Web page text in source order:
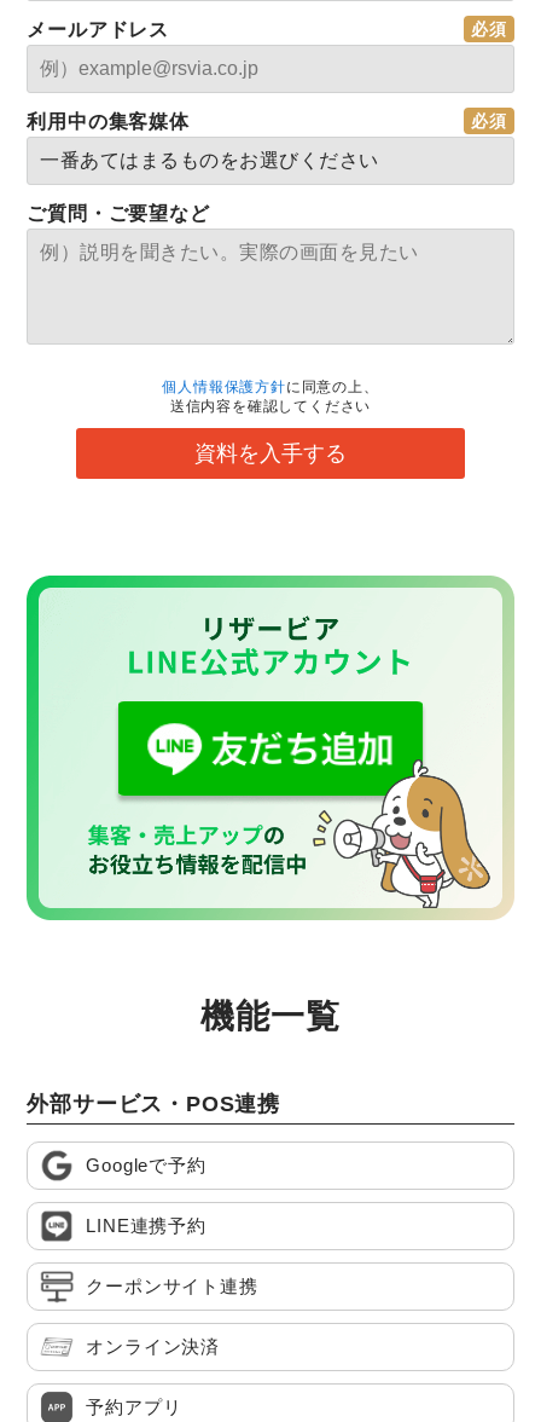
メールアドレス
利用中の集客媒体
ご質問・ご要望など
個人情報保護方針に同意の上、
送信内容を確認してください
資料を入手する
機能一覧
外部サービス・POS連携
Googleで予約
LINE連携予約
クーポンサイト連携
オンライン決済
予約アプリ